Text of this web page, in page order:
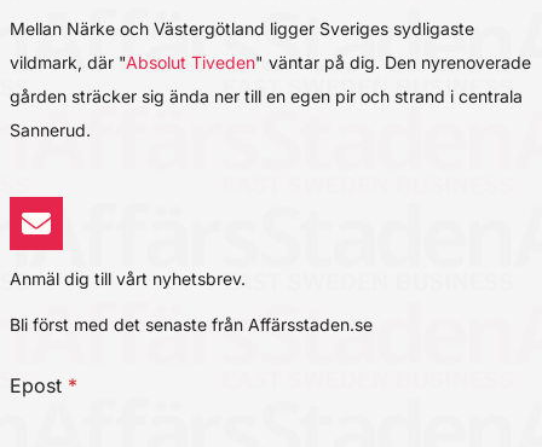
Mellan Närke och Västergötland ligger Sveriges sydligaste
vildmark, där "Absolut Tiveden" väntar på dig. Den nyrenoverade
gården sträcker sig ända ner till en egen pir och strand i centrala
Sannerud.
Anmäl dig till vårt nyhetsbrev.
Bli först med det senaste från Affärsstaden.se
Epost *